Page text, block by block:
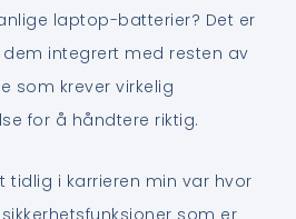
laptop-batterier? Det er
integrert med resten av
som krever virkelig
for å håndtere riktig.
tidlig i karrieren min var hvor
som er